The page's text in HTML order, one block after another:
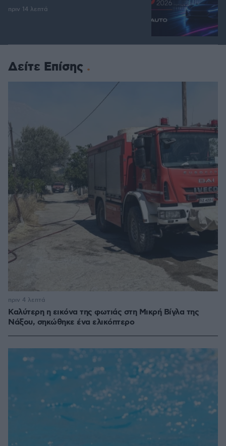
πριν 14 λεπτά
Δείτε Επίσης
Καλύτερη η εικόνα της φωτιάς στη Μικρή Βίγλα της
Νάξου, σηκώθηκε ένα ελικόπτερο
πριν 4 λεπτά